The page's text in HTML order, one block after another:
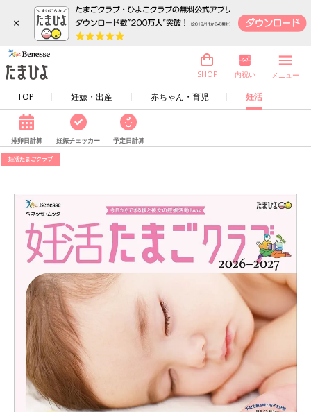
×
TOP 妊娠・出産 赤ちゃん・育児 妊活
SHOP 内祝い メニュー
排卵日計算 妊娠チェッカー 予定日計算
妊活たまごクラブ